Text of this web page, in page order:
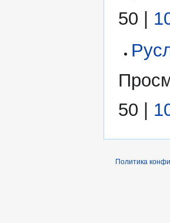
50 |
50
Политика